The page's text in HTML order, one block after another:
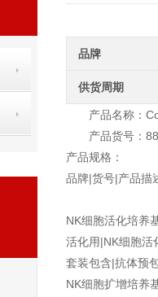
品牌
供货周期
产品名称：
产品货号：
产品规格：
品牌|货号|产品描
NK细胞活化培养
活化用|NK细胞活
套装包含|抗体预
NK细胞扩增培养